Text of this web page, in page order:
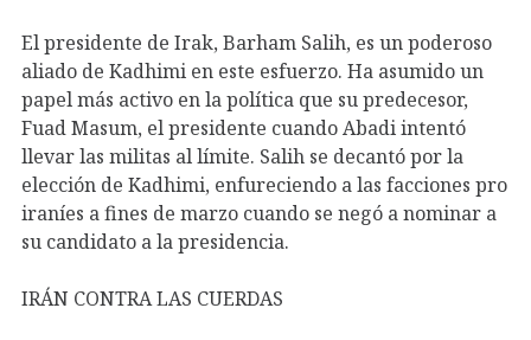
El presidente de Irak, Barham Salih, es un poderoso
aliado de Kadhimi en este esfuerzo. Ha asumido un
papel más activo en la política que su predecesor,
Fuad Masum, el presidente cuando Abadi intentó
llevar las militas al límite. Salih se decantó por la
elección de Kadhimi, enfureciendo a las facciones pro
iraníes a fines de marzo cuando se negó a nominar a
su candidato a la presidencia.
IRÁN CONTRA LAS CUERDAS